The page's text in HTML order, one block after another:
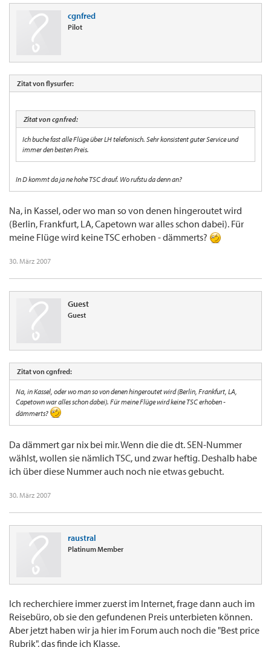
cgnfred
Pilot
Zitat von flysurfer:
Zitat von cgnfred:
Ich buche fast alle Flüge über LH telefonisch. Sehr konsistent guter Service und
immer den besten Preis.
In D kommt da ja ne hohe TSC drauf. Wo rufstu da denn an?
Na, in Kassel, oder wo man so von denen hingeroutet wird
(Berlin, Frankfurt, LA, Capetown war alles schon dabei). Für
meine Flüge wird keine TSC erhoben - dämmerts?
30. März 2007
Guest
Guest
Zitat von cgnfred:
Na, in Kassel, oder wo man so von denen hingeroutet wird (Berlin, Frankfurt, LA,
Capetown war alles schon dabei). Für meine Flüge wird keine TSC erhoben -
dämmerts?
Da dämmert gar nix bei mir. Wenn die die dt. SEN-Nummer
wählst, wollen sie nämlich TSC, und zwar heftig. Deshalb habe
ich über diese Nummer auch noch nie etwas gebucht.
30. März 2007
raustral
Platinum Member
Ich recherchiere immer zuerst im Internet, frage dann auch im
Reisebüro, ob sie den gefundenen Preis unterbieten können.
Aber jetzt haben wir ja hier im Forum auch noch die "Best price
Rubrik", das finde ich Klasse.